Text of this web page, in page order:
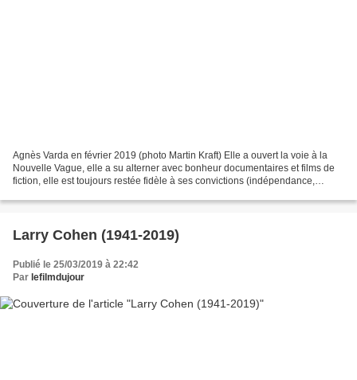
Agnès Varda en février 2019 (photo Martin Kraft) Elle a ouvert la voie à la
Nouvelle Vague, elle a su alterner avec bonheur documentaires et films de
fiction, elle est toujours restée fidèle à ses convictions (indépendance,
Larry Cohen (1941-2019)
Publié le 25/03/2019 à 22:42
Par lefilmdujour